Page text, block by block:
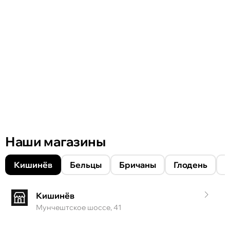
Наши магазины
Кишинёв Бельцы Бричаны Глодень
Кишинёв
Мунчештское шоссе, 41